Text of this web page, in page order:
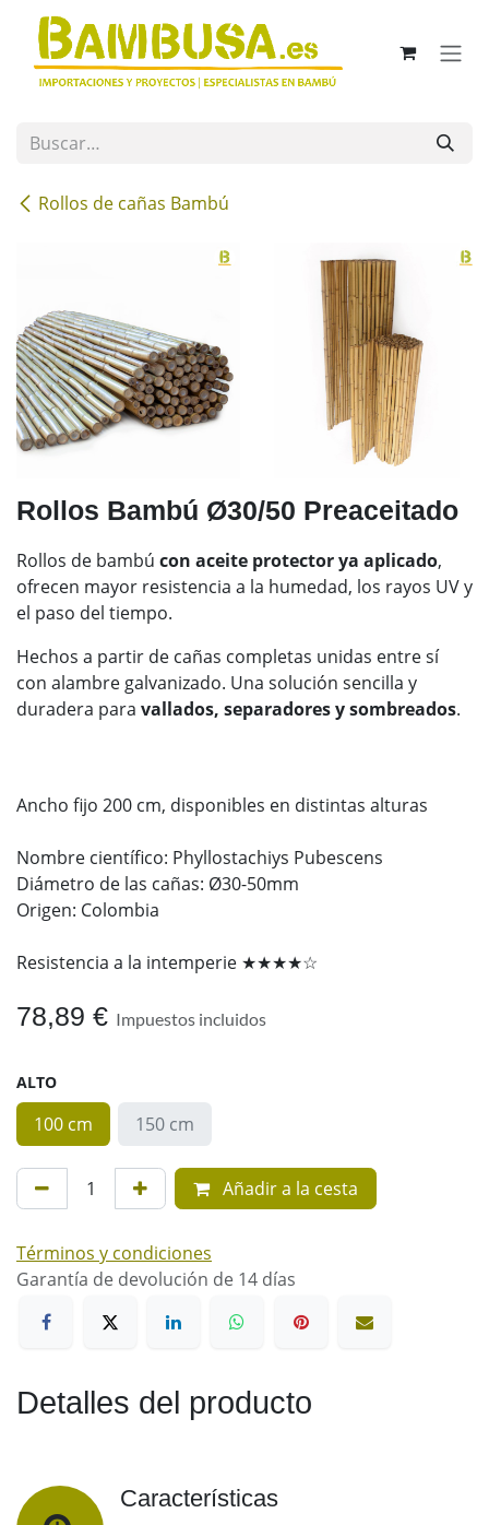
Ir al contenido
Rollos de cañas Bambú
Rollos Bambú Ø30/50 Preaceitado
Rollos de bambú con aceite protector ya aplicado,
ofrecen mayor resistencia a la humedad, los rayos UV y
el paso del tiempo.
Hechos a partir de cañas completas unidas entre sí
con alambre galvanizado. Una solución sencilla y
duradera para vallados, separadores y sombreados.
Ancho fijo 200 cm, disponibles en distintas alturas
Nombre científico: Phyllostachiys Pubescens
Diámetro de las cañas: Ø30-50mm
Origen: Colombia
Resistencia a la intemperie ★★★★☆
78,89 € Impuestos incluidos
ALTO
100 cm 150 cm
Añadir a la cesta
Términos y condiciones
Garantía de devolución de 14 días
Detalles del producto
Características